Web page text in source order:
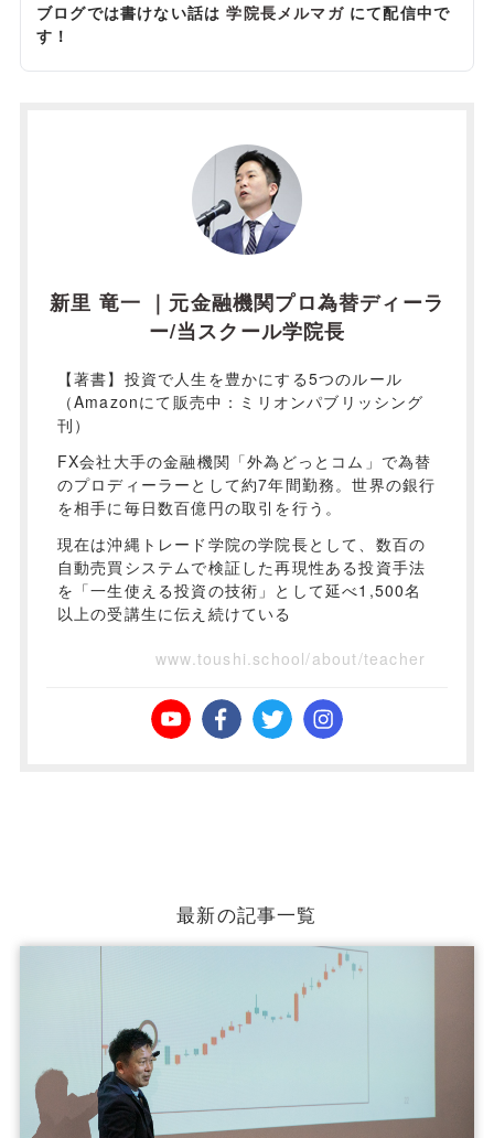
ブログでは書けない話は学院長メルマガにて配信中で
す！
新里 竜一 ｜元金融機関プロ為替ディーラ
ー/当スクール学院長
【著書】投資で人生を豊かにする5つのルール
（Amazonにて販売中：ミリオンパブリッシング
刊）
FX会社大手の金融機関「外為どっとコム」で為替
のプロディーラーとして約7年間勤務。世界の銀行
を相手に毎日数百億円の取引を行う。
現在は沖縄トレード学院の学院長として、数百の
自動売買システムで検証した再現性ある投資手法
を「一生使える投資の技術」として延べ1,500名
以上の受講生に伝え続けている
www.toushi.school/about/teacher
最新の記事一覧